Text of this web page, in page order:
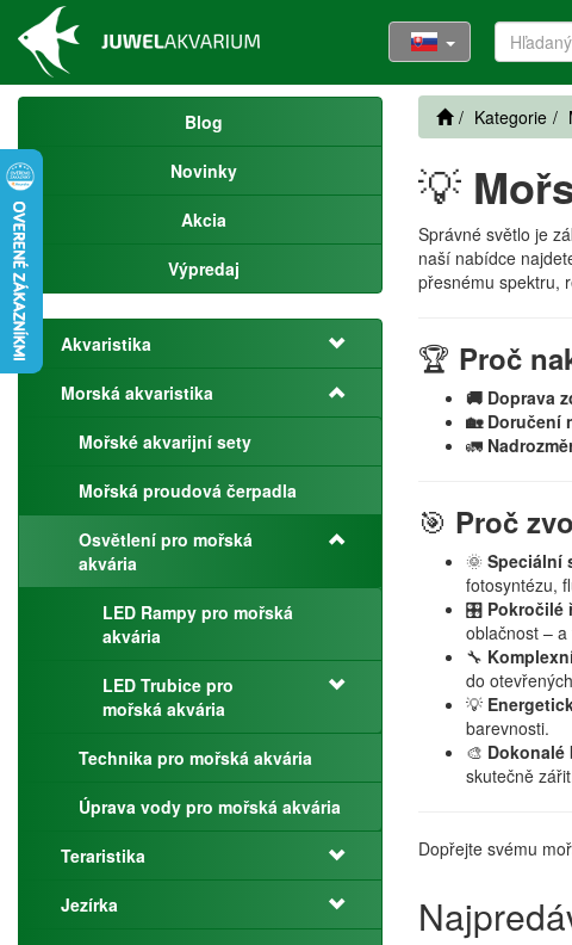
Blog
Novinky
Akcia
Výpredaj
Akvaristika
Morská akvaristika
Mořské akvarijní sety
Mořská proudová čerpadla
Osvětlení pro mořská
akvária
LED Rampy pro mořská
akvária
LED Trubice pro
mořská akvária
Technika pro mořská akvária
Úprava vody pro mořská akvária
Teraristika
Jezírka
Kategorie
💡
Správné světlo je
naší nabídce
přesnému spektru,
🏆 Proč
🚚 Doprava
🏡 Doručení
🚛
🎯 Proč
🌞 Speciální
fotosyntézu,
🎛️ Pokročilé
oblačnost –
🔧
do
💡
barevnosti.
🎨 Dokonalé
skutečně
Dopřejte svému